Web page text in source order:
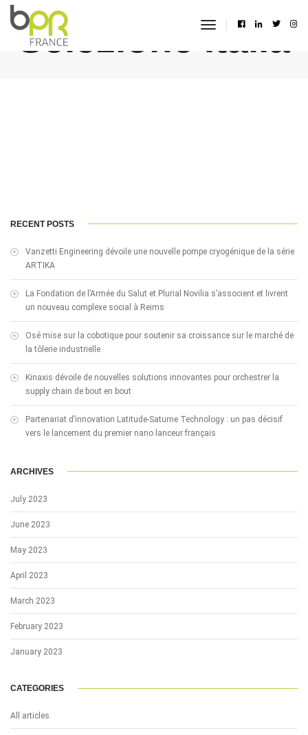
toggle
Selezione Italia
RECENT POSTS
Vanzetti Engineering dévoile une nouvelle pompe cryogénique de la série
ARTIKA
La Fondation de l’Armée du Salut et Plurial Novilia s’associent et livrent
un nouveau complexe social à Reims
Osé mise sur la cobotique pour soutenir sa croissance sur le marché de
la tôlerie industrielle
Kinaxis dévoile de nouvelles solutions innovantes pour orchestrer la
supply chain de bout en bout
Partenariat d’innovation Latitude-Saturne Technology : un pas décisif
vers le lancement du premier nano lanceur français
ARCHIVES
July 2023
June 2023
May 2023
April 2023
March 2023
February 2023
January 2023
CATEGORIES
All articles